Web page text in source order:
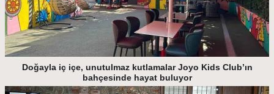
Doğayla iç içe, unutulmaz kutlamalar Joyo Kids Club’ın
bahçesinde hayat buluyor